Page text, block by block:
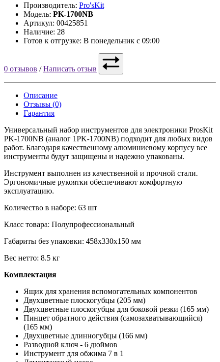
Производитель: Pro'sKit
Модель: PK-1700NB
Артикул: 00425851
Наличие: 28
Готов к отгрузке: В понедельник с 09:00
0 отзывов /Написать отзыв
Описание
Отзывы (0)
Гарантия
Универсальный набор инструментов для электроники ProsKit
PK-1700NB (аналог 1PK-1700NB) подходит для любых видов
работ. Благодаря качественному алюминиевому корпусу все
инструменты будут защищены и надежно упакованы.
Инструмент выполнен из качественной и прочной стали.
Эргономичные рукоятки обеспечивают комфортную
эксплуатацию.
Количество в наборе: 63 шт
Класс товара: Полупрофессиональный
Габариты без упаковки: 458x330x150 мм
Вес нетто: 8.5 кг
Комплектация
Ящик для хранения вспомогательных компонентов
Двухцветные плоскогубцы (205 мм)
Двухцветные плоскогубцы для боковой резки (165 мм)
Пинцет обратного действия (самозахватывающийся)
(165 мм)
Двухцветные длинногубцы (166 мм)
Разводной ключ - 6 дюймов
Инструмент для обжима 7 в 1